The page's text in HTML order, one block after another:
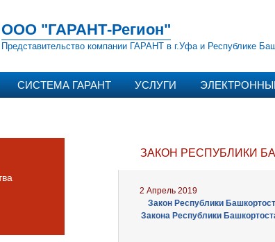
ООО "ГАРАНТ-Регион"
Представительство компании ГАРАНТ в г.Уфа и Республике
СИСТЕМА ГАРАНТ УСЛУГИ
ЗАКОН РЕСПУБЛИКИ
2 Апрель 2019
Закон Республики
Закона Республики